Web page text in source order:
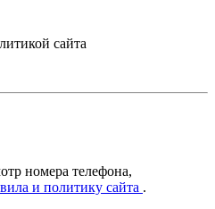
сайта
номера телефона,
и политику сайта .